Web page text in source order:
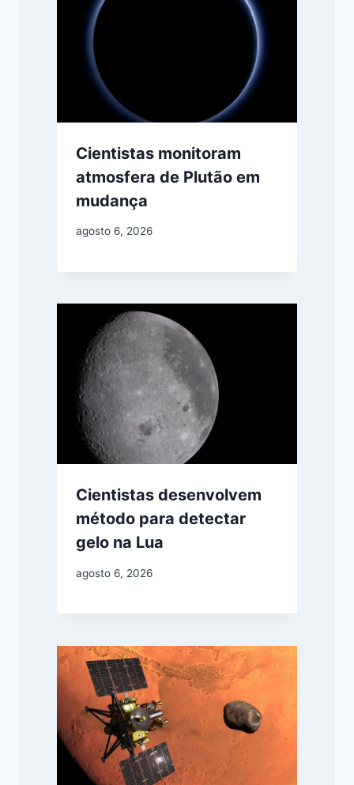
Cientistas monitoram
atmosfera de Plutão em
mudança
agosto 6, 2026
Cientistas desenvolvem
método para detectar
gelo na Lua
agosto 6, 2026